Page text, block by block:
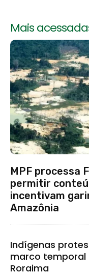
Mais
MPF processa
permitir
incentivam
Amazônia
Indígenas
marco temporal
Roraima